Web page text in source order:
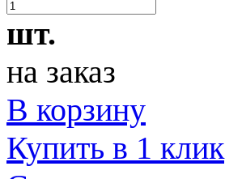
шт.
на заказ
В корзину
Купить в 1 клик